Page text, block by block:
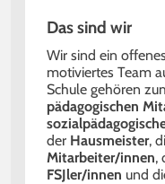
Das sind wir
Wir sind ein
motiviertes Team
Schule gehören
pädagogischen
der Hausmeister,
Mitarbeiter/innen,
FSJler/innen und